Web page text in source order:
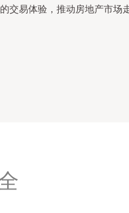
交易体验，推动房地产市场